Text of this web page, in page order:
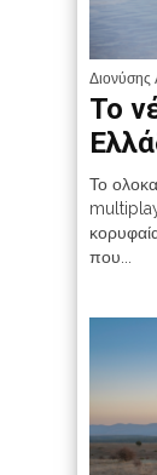
Διονύσης
Το
Το
που...